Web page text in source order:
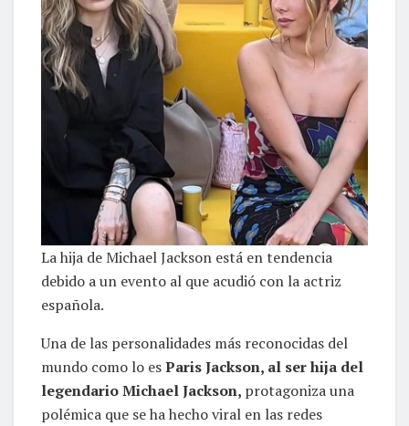
La hija de Michael Jackson está en tendencia
debido a un evento al que acudió con la actriz
española.
Una de las personalidades más reconocidas del
mundo como lo esParis Jackson, al ser hija del
legendario Michael Jackson, protagoniza una
polémica que se ha hecho viral en las redes